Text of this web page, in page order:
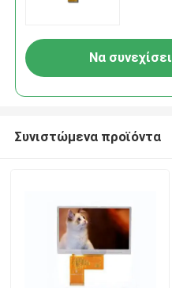
Να συνεχίσει
Συνιστώμενα προϊόντα